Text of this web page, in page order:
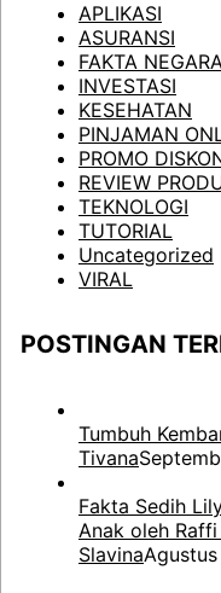
APLIKASI
ASURANSI
FAKTA
INVESTASI
KESEHATAN
PINJAMAN
PROMO
REVIEW
TEKNOLOGI
TUTORIAL
Uncategorized
VIRAL
POSTINGAN
Tumbuh
Tivana
Fakta Sedih
Anak oleh
Slavina